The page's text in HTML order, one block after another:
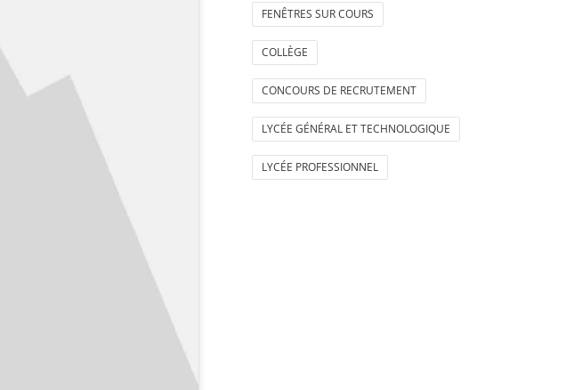
FENÊTRES SUR COURS
COLLÈGE
CONCOURS DE RECRUTEMENT
LYCÉE GÉNÉRAL ET TECHNOLOGIQUE
LYCÉE PROFESSIONNEL